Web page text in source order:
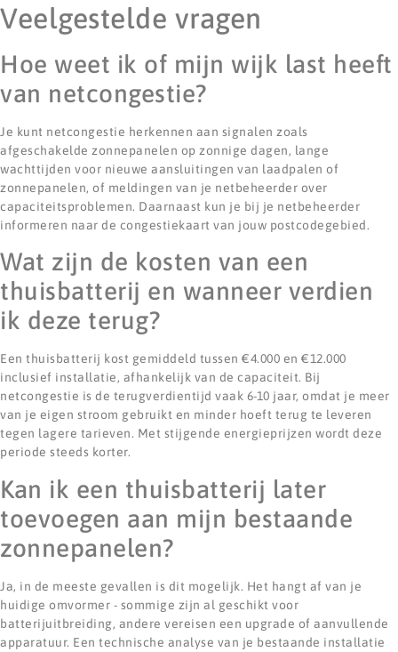
Veelgestelde vragen
Hoe weet ik of mijn wijk last heeft
van netcongestie?
Je kunt netcongestie herkennen aan signalen zoals
afgeschakelde zonnepanelen op zonnige dagen, lange
wachttijden voor nieuwe aansluitingen van laadpalen of
zonnepanelen, of meldingen van je netbeheerder over
capaciteitsproblemen. Daarnaast kun je bij je netbeheerder
informeren naar de congestiekaart van jouw postcodegebied.
Wat zijn de kosten van een
thuisbatterij en wanneer verdien
ik deze terug?
Een thuisbatterij kost gemiddeld tussen €4.000 en €12.000
inclusief installatie, afhankelijk van de capaciteit. Bij
netcongestie is de terugverdientijd vaak 6-10 jaar, omdat je meer
van je eigen stroom gebruikt en minder hoeft terug te leveren
tegen lagere tarieven. Met stijgende energieprijzen wordt deze
periode steeds korter.
Kan ik een thuisbatterij later
toevoegen aan mijn bestaande
zonnepanelen?
Ja, in de meeste gevallen is dit mogelijk. Het hangt af van je
huidige omvormer - sommige zijn al geschikt voor
batterijuitbreiding, andere vereisen een upgrade of aanvullende
apparatuur. Een technische analyse van je bestaande installatie